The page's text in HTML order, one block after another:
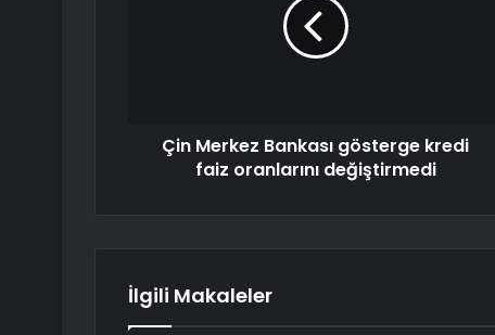
Çin Merkez Bankası gösterge kredi
faiz oranlarını değiştirmedi
İlgili Makaleler